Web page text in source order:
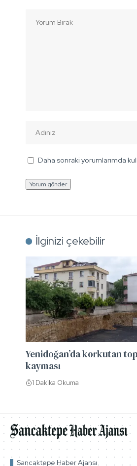
Daha sonraki yorumlarımda
İlginizi çekebilir
Yenidoğan’da korkutan
kayması
1 Dakika Okuma
Sancaktepe Haber Ajansı